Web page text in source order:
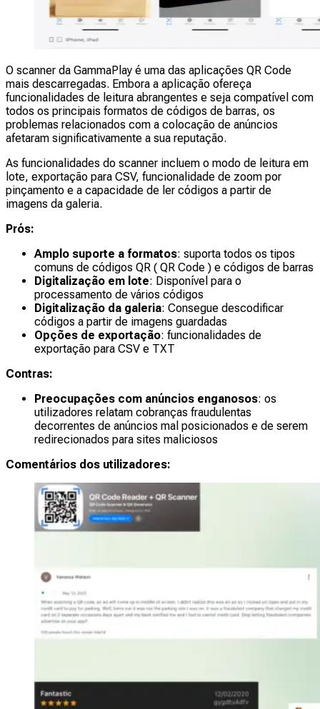
O scanner da GammaPlay é uma das aplicações QR Code
mais descarregadas. Embora a aplicação ofereça
funcionalidades de leitura abrangentes e seja compatível com
todos os principais formatos de códigos de barras, os
problemas relacionados com a colocação de anúncios
afetaram significativamente a sua reputação.
As funcionalidades do scanner incluem o modo de leitura em
lote, exportação para CSV, funcionalidade de zoom por
pinçamento e a capacidade de ler códigos a partir de
imagens da galeria.
Prós:
Amplo suporte a formatos: suporta todos os tipos
comuns de códigos QR ( QR Code ) e códigos de barras
Digitalização em lote: Disponível para o
processamento de vários códigos
Digitalização da galeria: Consegue descodificar
códigos a partir de imagens guardadas
Opções de exportação: funcionalidades de
exportação para CSV e TXT
Contras:
Preocupações com anúncios enganosos: os
utilizadores relatam cobranças fraudulentas
decorrentes de anúncios mal posicionados e de serem
redirecionados para sites maliciosos
Comentários dos utilizadores: